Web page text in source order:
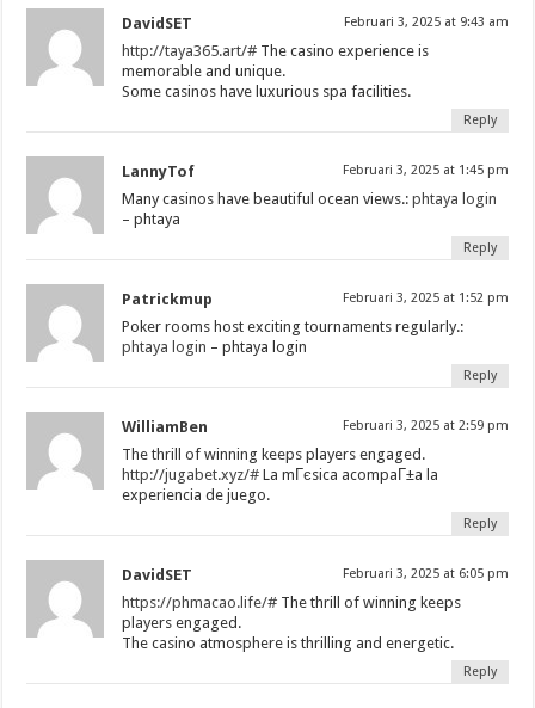
DavidSET Februari 3, 2025 at 9:43 am
http://taya365.art/# The casino experience is
memorable and unique.
Some casinos have luxurious spa facilities.
Reply
LannyTof Februari 3, 2025 at 1:45 pm
Many casinos have beautiful ocean views.:phtaya login
– phtaya
Reply
Patrickmup Februari 3, 2025 at 1:52 pm
Poker rooms host exciting tournaments regularly.:
phtaya login – phtaya login
Reply
WilliamBen Februari 3, 2025 at 2:59 pm
The thrill of winning keeps players engaged.
http://jugabet.xyz/# La mГєsica acompaГ±a la
experiencia de juego.
Reply
DavidSET Februari 3, 2025 at 6:05 pm
https://phmacao.life/# The thrill of winning keeps
players engaged.
The casino atmosphere is thrilling and energetic.
Reply